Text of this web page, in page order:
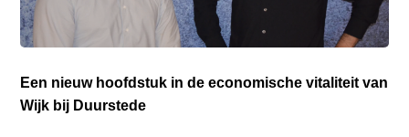
m
p
o
m
Een nieuw hoofdstuk in de economische vitaliteit van
Wijk bij Duurstede